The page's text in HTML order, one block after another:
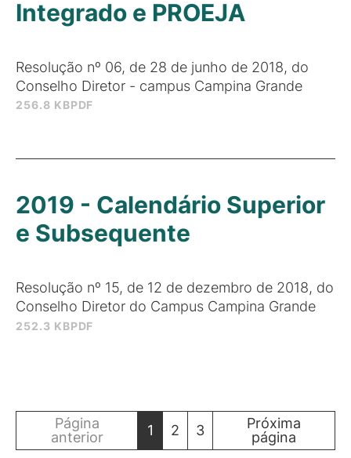
256.8 KBPDF
Integrado e PROEJA
Resolução nº 06, de 28 de junho de 2018, do
Conselho Diretor - campus Campina Grande
252.3 KBPDF
2019 - Calendário Superior
e Subsequente
Resolução nº 15, de 12 de dezembro de 2018, do
Conselho Diretor do Campus Campina Grande
Página
anterior
1 2 3
Próxima
página